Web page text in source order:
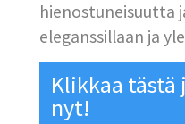
hienostuneisuutta
eleganssillaan ja
Klikkaa tästä
nyt!